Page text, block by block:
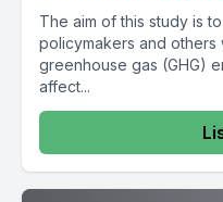
The aim of this study is
policymakers and others
greenhouse gas (GHG)
affect...